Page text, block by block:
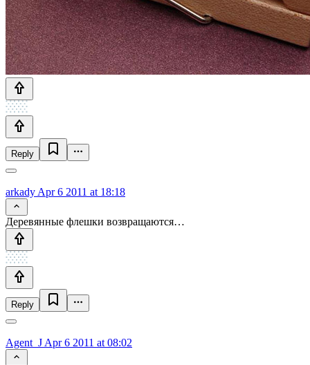
Reply
arkady Apr 6 2011 at 18:18
Деревянные флешки возвращаются…
Reply
Agent_J Apr 6 2011 at 08:02